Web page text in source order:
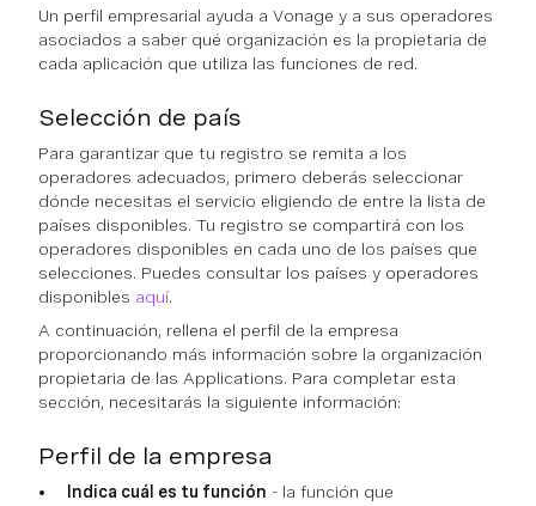
Un perfil empresarial ayuda a Vonage y a sus operadores
asociados a saber qué organización es la propietaria de
cada aplicación que utiliza las funciones de red.
Selección de país
Para garantizar que tu registro se remita a los
operadores adecuados, primero deberás seleccionar
dónde necesitas el servicio eligiendo de entre la lista de
países disponibles. Tu registro se compartirá con los
operadores disponibles en cada uno de los países que
selecciones. Puedes consultar los países y operadores
disponibles aquí.
A continuación, rellena el perfil de la empresa
proporcionando más información sobre la organización
propietaria de las Applications. Para completar esta
sección, necesitarás la siguiente información:
Perfil de la empresa
Indica cuál es tu función - la función que